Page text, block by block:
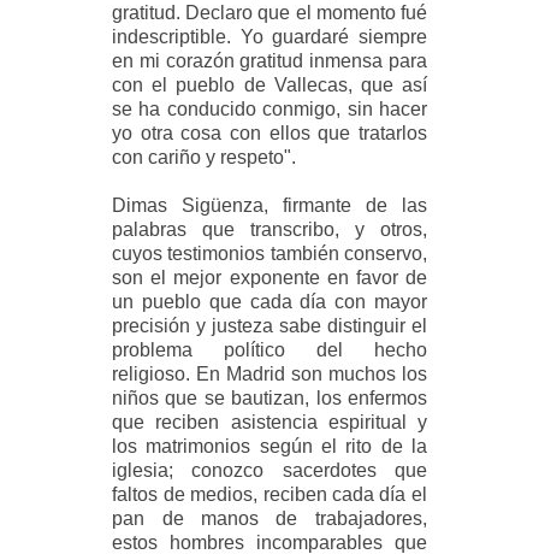
gratitud. Declaro que el momento fué
indescriptible. Yo guardaré siempre
en mi corazón gratitud inmensa para
con el pueblo de Vallecas, que así
se ha conducido conmigo, sin hacer
yo otra cosa con ellos que tratarlos
con cariño y respeto".
Dimas Sigüenza, firmante de las
palabras que transcribo, y otros,
cuyos testimonios también conservo,
son el mejor exponente en favor de
un pueblo que cada día con mayor
precisión y justeza sabe distinguir el
problema político del hecho
religioso. En Madrid son muchos los
niños que se bautizan, los enfermos
que reciben asistencia espiritual y
los matrimonios según el rito de la
iglesia; conozco sacerdotes que
faltos de medios, reciben cada día el
pan de manos de trabajadores,
estos hombres incomparables que